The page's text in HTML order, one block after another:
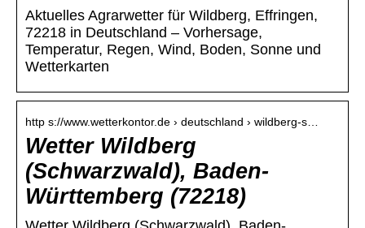
Aktuelles Agrarwetter für Wildberg, Effringen,
72218 in Deutschland – Vorhersage,
Temperatur, Regen, Wind, Boden, Sonne und
Wetterkarten
http s://www.wetterkontor.de › deutschland › wildberg-s…
Wetter Wildberg
(Schwarzwald), Baden-
Württemberg (72218)